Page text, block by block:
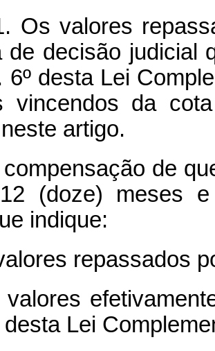
Os valores
de decisão judicial
6º desta Lei
vincendos da
artigo.
compensação de
(doze) meses
indique:
repassados
Lei